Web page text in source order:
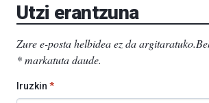
Utzi erantzuna
Zure e-posta helbidea ez da argitaratuko.
*markatuta daude.
Iruzkin *